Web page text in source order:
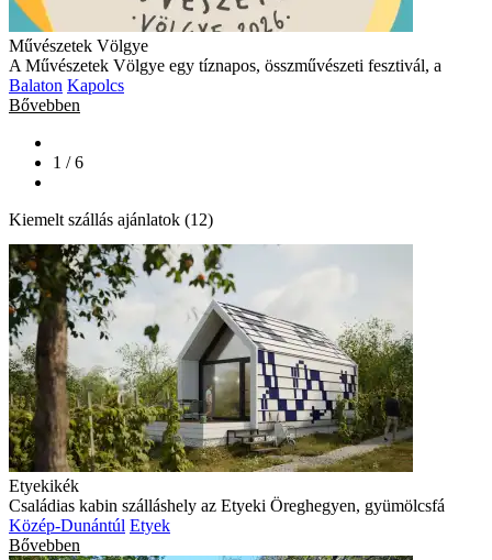
Művészetek Völgye
A Művészetek Völgye egy tíznapos, összművészeti fesztivál, a
Balaton Kapolcs
Bővebben
1 / 6
Kiemelt szállás ajánlatok (12)
Etyekikék
Családias kabin szálláshely az Etyeki Öreghegyen, gyümölcsfá
Közép-Dunántúl Etyek
Bővebben